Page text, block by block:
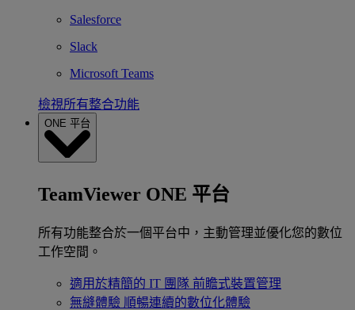
Salesforce
Slack
Microsoft Teams
檢視所有整合功能
ONE 平台
TeamViewer ONE 平台
所有功能整合於一個平台中，主動管理並優化您的數位
工作空間。
適用於精簡的 IT 團隊 前瞻式裝置管理
無縫體驗 順暢連續的數位化體驗